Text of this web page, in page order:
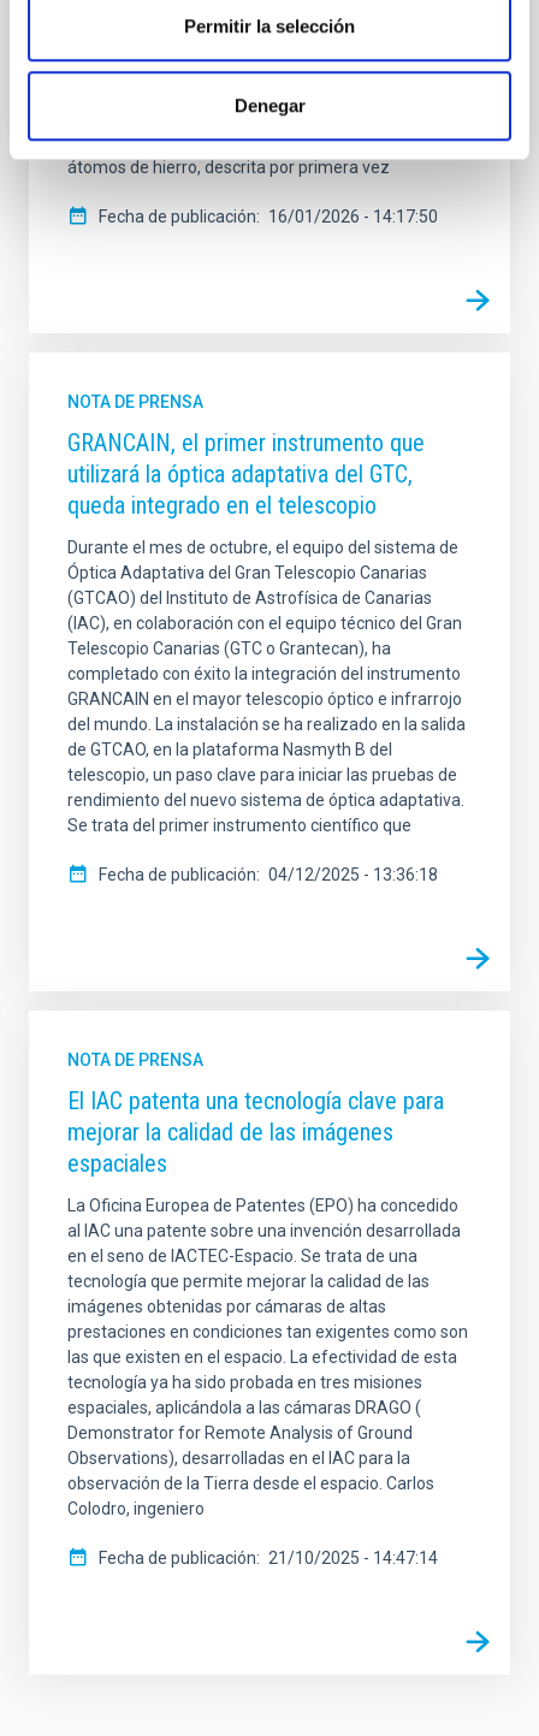
Permitir la selección
Denegar
(IAC), ha hallado una misteriosa nube de hierro en
Anillo. El estudio ha sido desarrollado por un equipo
College London (UCL) y la Universidad de Cardiff, en
el que se incluyen investigadores del IAC. La nube de
átomos de hierro, descrita por primera vez
Fecha de publicación 16/01/2026 - 14:17:50
NOTA DE PRENSA
GRANCAIN, el primer instrumento que
utilizará la óptica adaptativa del GTC,
queda integrado en el telescopio
Durante el mes de octubre, el equipo del sistema de
Óptica Adaptativa del Gran Telescopio Canarias
(GTCAO) del Instituto de Astrofísica de Canarias
(IAC), en colaboración con el equipo técnico del Gran
Telescopio Canarias (GTC o Grantecan), ha
completado con éxito la integración del instrumento
GRANCAIN en el mayor telescopio óptico e infrarrojo
del mundo. La instalación se ha realizado en la salida
de GTCAO, en la plataforma Nasmyth B del
telescopio, un paso clave para iniciar las pruebas de
rendimiento del nuevo sistema de óptica adaptativa.
Se trata del primer instrumento científico que
Fecha de publicación 04/12/2025 - 13:36:18
NOTA DE PRENSA
El IAC patenta una tecnología clave para
mejorar la calidad de las imágenes
espaciales
La Oficina Europea de Patentes (EPO) ha concedido
al IAC una patente sobre una invención desarrollada
en el seno de IACTEC-Espacio. Se trata de una
tecnología que permite mejorar la calidad de las
imágenes obtenidas por cámaras de altas
prestaciones en condiciones tan exigentes como son
las que existen en el espacio. La efectividad de esta
tecnología ya ha sido probada en tres misiones
espaciales, aplicándola a las cámaras DRAGO (
Demonstrator for Remote Analysis of Ground
Observations), desarrolladas en el IAC para la
observación de la Tierra desde el espacio. Carlos
Colodro, ingeniero
Fecha de publicación 21/10/2025 - 14:47:14